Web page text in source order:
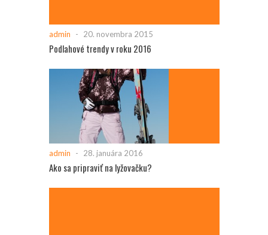
admin - 20. novembra 2015
Podlahové trendy v roku 2016
admin - 28. januára 2016
Ako sa pripraviť na lyžovačku?